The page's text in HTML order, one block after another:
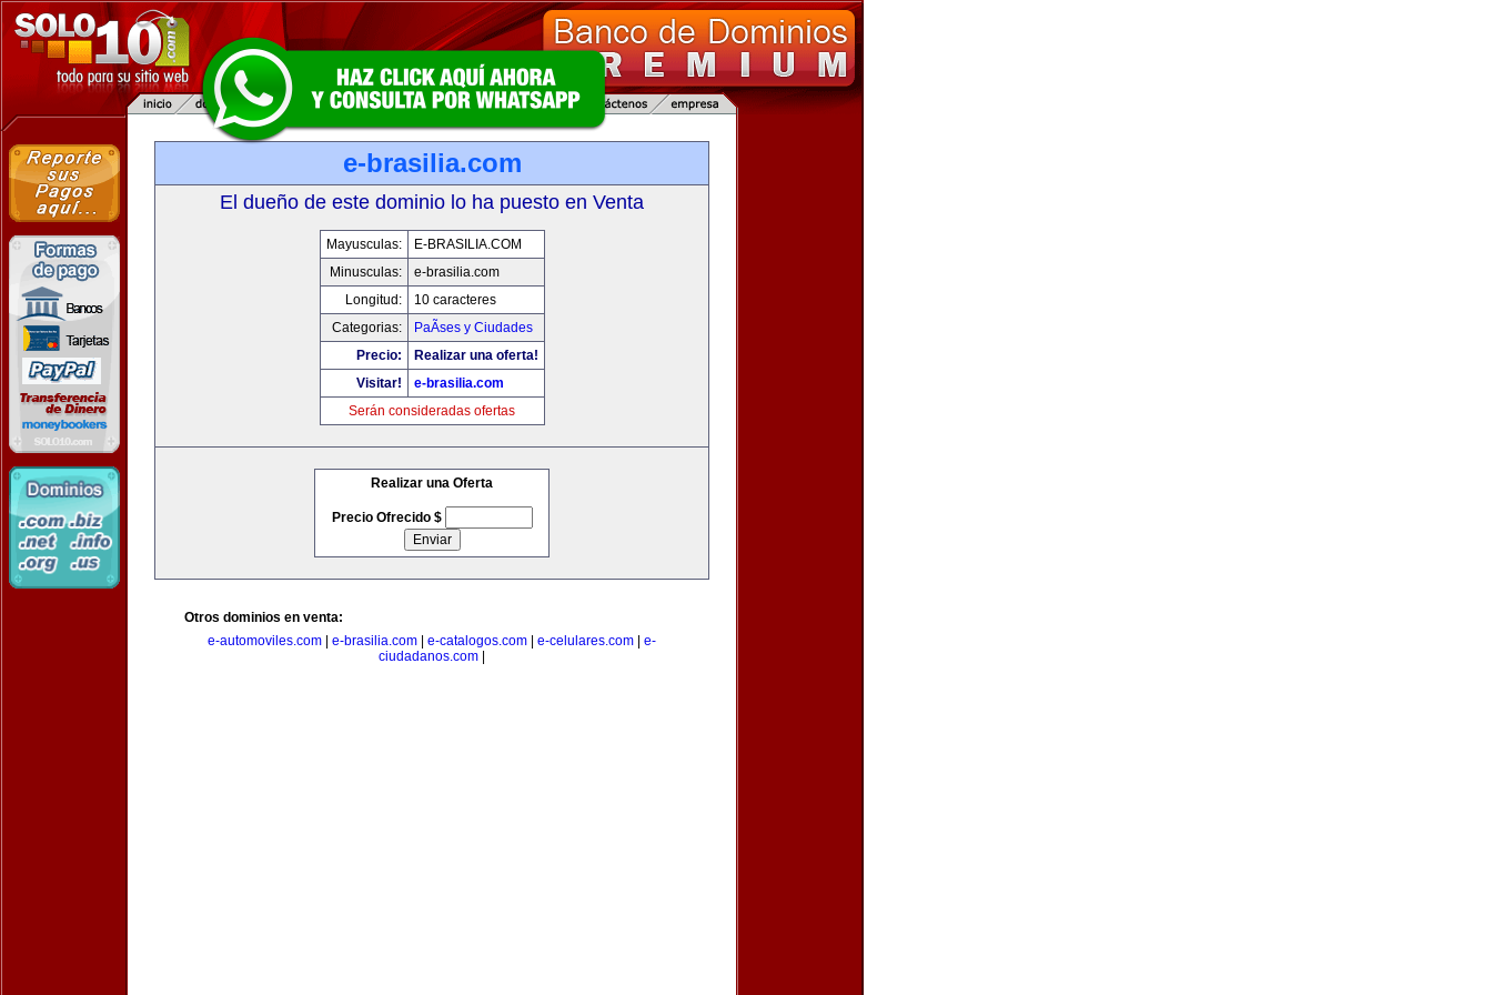
e-brasilia.com
El dueño de este dominio lo ha puesto en Venta
Mayusculas:
E-BRASILIA.COM
Minusculas:
e-brasilia.com
Longitud:
10 caracteres
Categorias:
PaÃ­ses y Ciudades
Precio:
Realizar una oferta!
Visitar!
e-brasilia.com
Serán consideradas ofertas
Realizar una Oferta
Precio Ofrecido $
Otros dominios en venta:
e-automoviles.com
e-brasilia.com e-catalogos.com e-celulares.com
e-
ciudadanos.com